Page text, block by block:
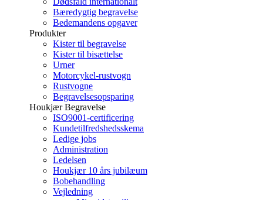
Bæredygtig begravelse
Bedemandens opgaver
Produkter
Kister til begravelse
Kister til bisættelse
Urner
Motorcykel-rustvogn
Rustvogne
Begravelsesopsparing
Houkjær Begravelse
ISO9001-certificering
Kundetilfredshedsskema
Ledige jobs
Administration
Ledelsen
Houkjær 10 års jubilæum
Bobehandling
Vejledning